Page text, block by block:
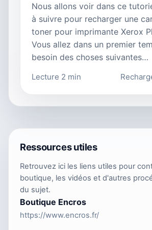
Nous allons voir dans ce
à suivre pour recharger une
toner pour imprimante Xerox
Vous allez dans un premier
besoin des choses suivantes…
Lecture 2 min
Ressources utiles
Retrouvez ici les liens utiles pour
boutique, les vidéos et d'autres
du sujet.
Boutique Encros
https://www.encros.fr/